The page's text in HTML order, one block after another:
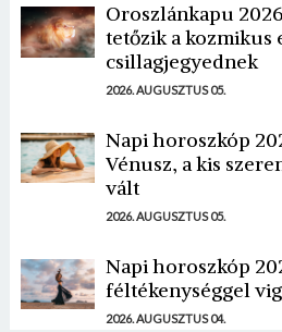
Oroszlánkapu
tetőzik a kozmikus
csillagjegyednek
2026. AUGUSZTUS 05.
Napi horoszkóp
Vénusz, a kis
vált
2026. AUGUSZTUS 05.
Napi horoszkóp
féltékenységgel
2026. AUGUSZTUS 04.